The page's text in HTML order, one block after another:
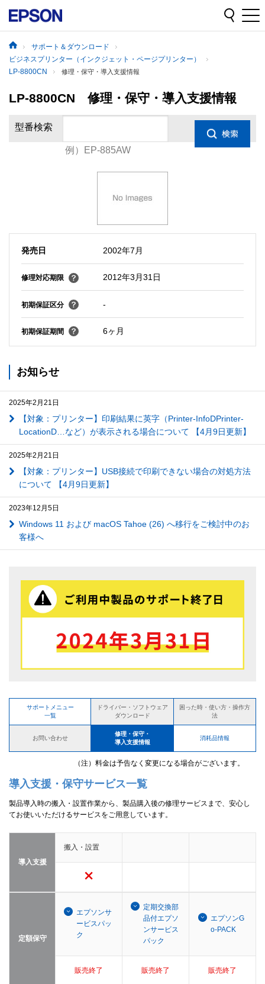
サポート＆ダウンロード
ビジネスプリンター（インクジェット・ページプリンター）
LP-8800CN
修理・保守・導入支援情報
LP-8800CN 修理・保守・導入支援情報
型番検索
例）EP-885AW
発売日 2002年7月
修理対応期限 2012年3月31日
初期保証区分 -
初期保証期間 6ヶ月
お知らせ
2025年2月21日
【対象：プリンター】印刷結果に英字（Printer-InfoDPrinter-
LocationD…など）が表示される場合について 【4月9日更新】
2025年2月21日
【対象：プリンター】USB接続で印刷できない場合の対処方法
について 【4月9日更新】
2023年12月5日
Windows 11 および macOS Tahoe (26) へ移行をご検討中のお
客様へ
サポートメニュー
一覧
ドライバー・ソフトウェア
ダウンロード
困った時・使い方・操作方
法
お問い合わせ
修理・保守・
導入支援情報
消耗品情報
（注）料金は予告なく変更になる場合がございます。
導入支援・保守サービス一覧
製品導入時の搬入・設置作業から、製品購入後の修理サービスまで、安心し
てお使いいただけるサービスをご用意しています。
導入支援
搬入・設置
定額保守
エプソンサ
ービスパッ
ク
定期交換部
品付エプソ
ンサービス
パック
エプソンG
o-PACK
販売終了 販売終了 販売終了